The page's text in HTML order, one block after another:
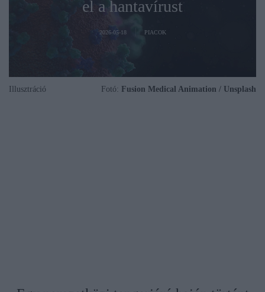
el a hantavírust
2026-05-18 PIACOK
Illusztráció Fotó: Fusion Medical Animation / Unsplash